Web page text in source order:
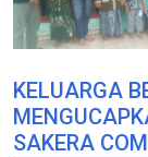
KELUARGA
SAKERA